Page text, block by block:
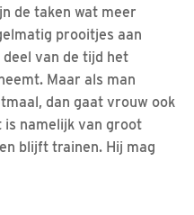
de taken wat meer
prooitjes aan
van de tijd het
Maar als man
dan gaat vrouw ook
is namelijk van groot
blijft trainen. Hij mag